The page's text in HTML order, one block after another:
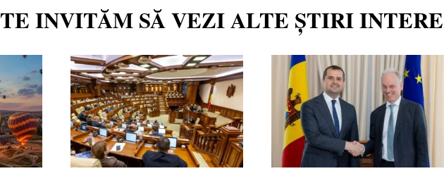
TE INVITĂM SĂ VEZI ALTE ȘTIRI